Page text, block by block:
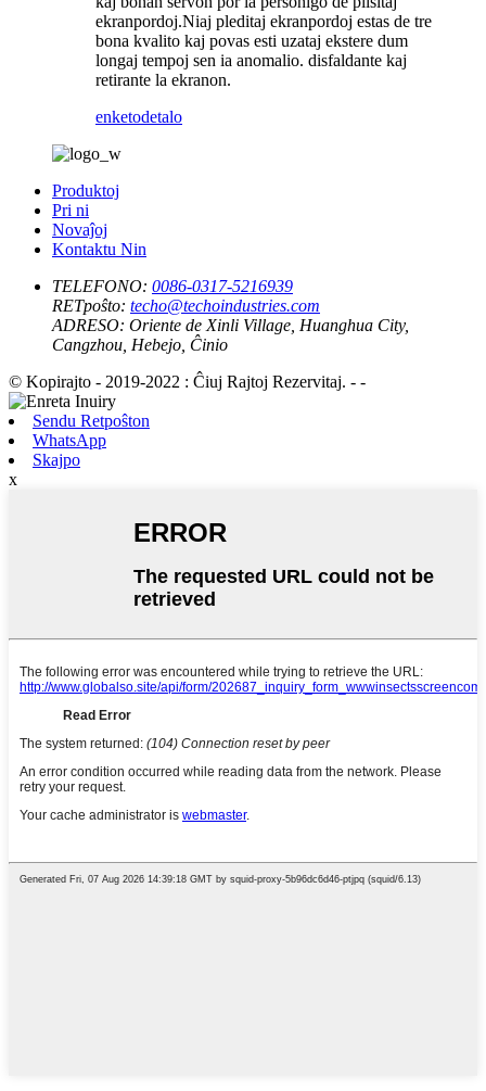
ekranpordoj.Niaj pleditaj ekranpordoj estas de tre
bona kvalito kaj povas esti uzataj ekstere dum
longaj tempoj sen ia anomalio. disfaldante kaj
retirante la ekranon.
enketodetalo
Produktoj
Pri ni
Novaĵoj
Kontaktu Nin
TELEFONO: 0086-0317-5216939
RETpoŝto: techo@techoindustries.com
ADRESO: Oriente de Xinli Village, Huanghua City,
Cangzhou, Hebejo, Ĉinio
© Kopirajto - 2019-2022 : Ĉiuj Rajtoj Rezervitaj. - -
Sendu Retpoŝton
WhatsApp
Skajpo
x